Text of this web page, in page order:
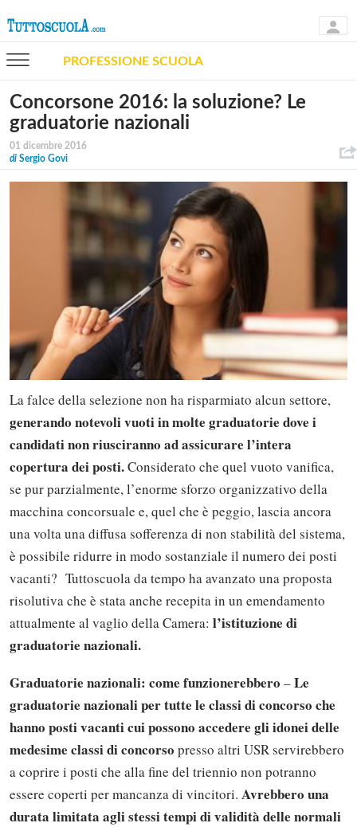
PROFESSIONE SCUOLA
Concorsone 2016: la soluzione? Le
graduatorie nazionali
01 dicembre 2016
di Sergio Govi
La falce della selezione non ha risparmiato alcun settore,
generando notevoli vuoti in molte graduatorie dove i
candidati non riusciranno ad assicurare l’intera
copertura dei posti.Considerato che quel vuoto vanifica,
se pur parzialmente, l’enorme sforzo organizzativo della
macchina concorsuale e, quel che è peggio, lascia ancora
una volta una diffusa sofferenza di non stabilità del sistema,
è possibile ridurre in modo sostanziale il numero dei posti
vacanti? Tuttoscuola da tempo ha avanzato una proposta
risolutiva che è stata anche recepita in un emendamento
attualmente al vaglio della Camera: l’istituzione di
graduatorie nazionali.
Graduatorie nazionali: come funzionerebbero –Le
graduatorie nazionali per tutte le classi di concorso che
hanno posti vacanti cui possono accedere gli idonei delle
medesime classi di concorso presso altri USR servirebbero
a coprire i posti che alla fine del triennio non potranno
essere coperti per mancanza di vincitori. Avrebbero una
durata limitata agli stessi tempi di validità delle normali